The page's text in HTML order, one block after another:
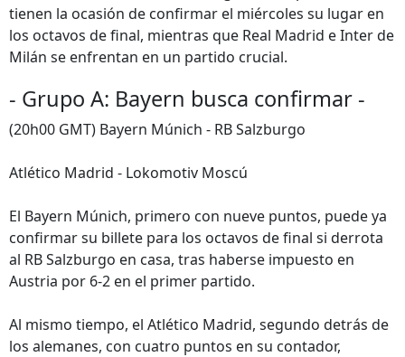
tienen la ocasión de confirmar el miércoles su lugar en
los octavos de final, mientras que Real Madrid e Inter de
Milán se enfrentan en un partido crucial.
- Grupo A: Bayern busca confirmar -
(20h00 GMT) Bayern Múnich - RB Salzburgo
Atlético Madrid - Lokomotiv Moscú
El Bayern Múnich, primero con nueve puntos, puede ya
confirmar su billete para los octavos de final si derrota
al RB Salzburgo en casa, tras haberse impuesto en
Austria por 6-2 en el primer partido.
Al mismo tiempo, el Atlético Madrid, segundo detrás de
los alemanes, con cuatro puntos en su contador,